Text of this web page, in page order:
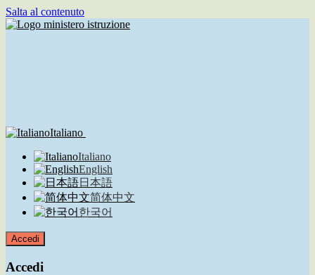
Salta al contenuto
Italiano
Italiano
English
日本語
简体中文
한국어
Accedi
Accedi